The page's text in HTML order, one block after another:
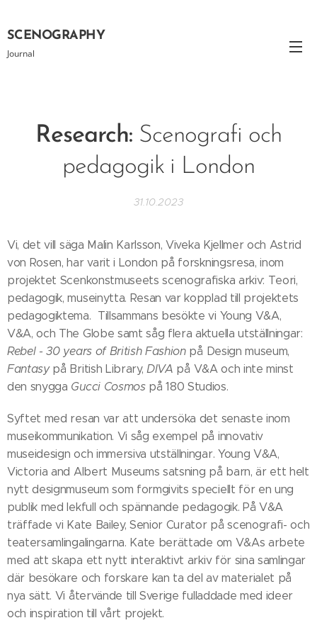
SCENOGRAPHY
Journal
Research: Scenografi och
pedagogik i London
31.10.2023
Vi, det vill säga Malin Karlsson, Viveka Kjellmer och Astrid
von Rosen, har varit i London på forskningsresa, inom
projektet Scenkonstmuseets scenografiska arkiv: Teori,
pedagogik, museinytta. Resan var kopplad till projektets
pedagogiktema. Tillsammans besökte vi Young V&A,
V&A, och The Globe samt såg flera aktuella utställningar:
Rebel - 30 years of British Fashionpå Design museum,
Fantasypå British Library,DIVA på V&A och inte minst
den snygga Gucci Cosmospå 180 Studios.
Syftet med resan var att undersöka det senaste inom
museikommunikation. Vi såg exempel på innovativ
museidesign och immersiva utställningar. Young V&A,
Victoria and Albert Museums satsning på barn, är ett helt
nytt designmuseum som formgivits speciellt för en ung
publik med lekfull och spännande pedagogik. På V&A
träffade vi Kate Bailey, Senior Curator på scenografi- och
teatersamlingalingarna. Kate berättade om V&As arbete
med att skapa ett nytt interaktivt arkiv för sina samlingar
där besökare och forskare kan ta del av materialet på
nya sätt. Vi återvände till Sverige fulladdade med ideer
och inspiration till vårt projekt.